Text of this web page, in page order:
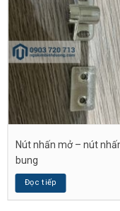
Nút nhấn mở – nút
bung
Đọc tiếp